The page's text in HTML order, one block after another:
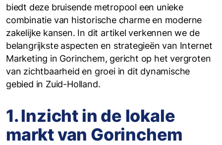
biedt deze bruisende metropool een unieke
combinatie van historische charme en moderne
zakelijke kansen. In dit artikel verkennen we de
belangrijkste aspecten en strategieën van Internet
Marketing in Gorinchem, gericht op het vergroten
van zichtbaarheid en groei in dit dynamische
gebied in Zuid-Holland.
1. Inzicht in de lokale
markt van Gorinchem